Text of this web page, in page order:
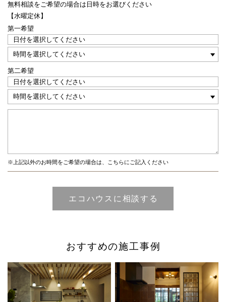
無料相談をご希望の場合は 日時をお選びください
【水曜定休】
第一希望
第二希望
※上記以外のお時間をご希望の場合は、こちらにご記入ください
おすすめの施工事例